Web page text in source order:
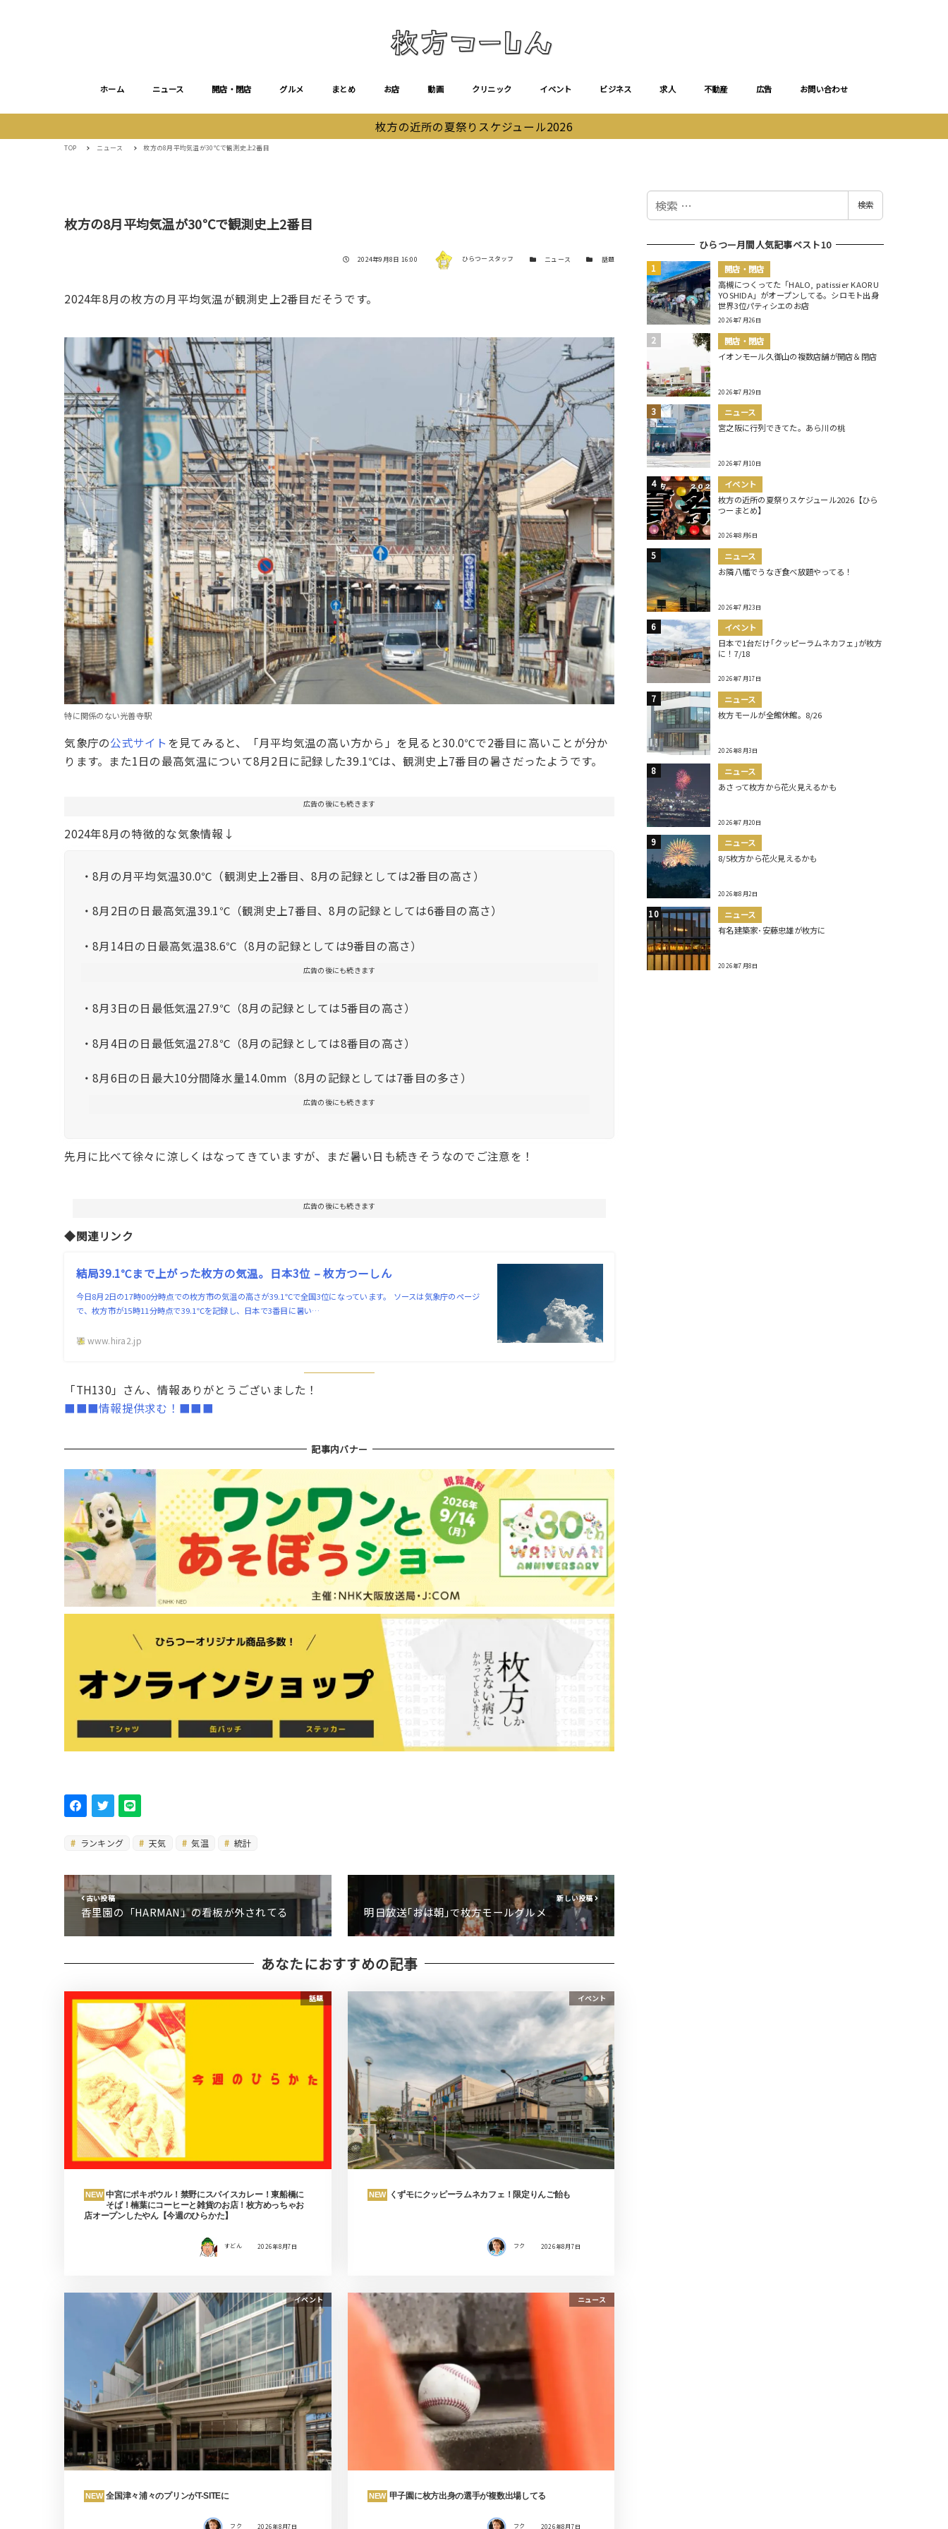
ホーム ニュース 開店・閉店 グルメ まとめ お店 動画 クリニック イベント ビジネス 求人 不動産 広告 お問い合わせ
枚方の近所の夏祭りスケジュール2026
TOP ニュース 枚方の8月平均気温が30℃で観測史上2番目
枚方の8月平均気温が30℃で観測史上2番目
投稿日
2024年9月8日 16:00 著者 ひらつースタッフ カテゴリー
ニュース カテゴリー
話題
2024年8月の枚方の月平均気温が観測史上2番目だそうです。
特に関係のない光善寺駅
気象庁の公式サイト を見てみると、「月平均気温の高い方から」を見ると30.0℃で2番目に高いことが分か
ります。また1日の最高気温について8月2日に記録した39.1℃は、観測史上7番目の暑さだったようです。
広告の後にも続きます
2024年8月の特徴的な気象情報↓
・8月の月平均気温30.0℃（観測史上2番目、8月の記録としては2番目の高さ）
・8月2日の日最高気温39.1℃（観測史上7番目、8月の記録としては6番目の高さ）
・8月14日の日最高気温38.6℃（8月の記録としては9番目の高さ）
広告の後にも続きます
・8月3日の日最低気温27.9℃（8月の記録としては5番目の高さ）
・8月4日の日最低気温27.8℃（8月の記録としては8番目の高さ）
・8月6日の日最大10分間降水量14.0mm（8月の記録としては7番目の多さ）
広告の後にも続きます
先月に比べて徐々に涼しくはなってきていますが、まだ暑い日も続きそうなのでご注意を！
広告の後にも続きます
◆関連リンク
結局39.1℃まで上がった枚方の気温。日本3位 – 枚方つーしん
今日8月2日の17時00分時点での枚方市の気温の高さが39.1℃で全国3位になっています。 ソースは気象庁のページ
で、枚方市が15時11分時点で39.1℃を記録し、日本で3番目に暑い…
www.hira2.jp
「TH130」さん、情報ありがとうございました！
■■■情報提供求む！■■■
記事内バナー
ランキング 天気 気温 統計
古い投稿
香里園の「HARMAN」の看板が外されてる
新しい投稿
明日放送｢おは朝｣で枚方モールグルメ
あなたにおすすめの記事
話題
NEW 中宮にポキボウル！禁野にスパイスカレー！東船橋に
そば！楠葉にコーヒーと雑貨のお店！枚方めっちゃお
店オープンしたやん【今週のひらかた】
すどん 2026年8月7日
イベント
NEW くずモにクッピーラムネカフェ！限定りんご飴も
フク 2026年8月7日
イベント
NEW 全国津々浦々のプリンがT-SITEに
フク 2026年8月7日
ニュース
NEW 甲子園に枚方出身の選手が複数出場してる
フク 2026年8月7日
検
検索
ひらつー月間人気記事ベスト10
開店・閉店
高槻につくってた「HALO, patissier KAORU
YOSHIDA」がオープンしてる。シロモト出身
世界3位パティシエのお店
2026年7月26日
開店・閉店
イオンモール久御山の複数店舗が開店＆閉店
2026年7月29日
ニュース
宮之阪に行列できてた。あら川の桃
2026年7月10日
イベント
枚方の近所の夏祭りスケジュール2026【ひら
つーまとめ】
2026年8月6日
ニュース
お隣八幡でうなぎ食べ放題やってる！
2026年7月23日
イベント
日本で1台だけ｢クッピーラムネカフェ｣が枚方
に！7/18
2026年7月17日
ニュース
枚方モールが全館休館。8/26
2026年8月3日
ニュース
あさって枚方から花火見えるかも
2026年7月20日
ニュース
8/5枚方から花火見えるかも
2026年8月2日
ニュース
有名建築家･安藤忠雄が枚方に
2026年7月8日